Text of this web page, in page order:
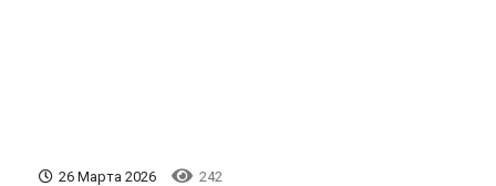
26 Марта 2026 242